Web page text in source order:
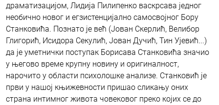
драматизацијом, Лидија Пилипенко васкрсава једног
необично новог и егзистенцијално самосвојног Бору
Станковића. Познато је већ (Јован Скерлић, Велибор
Глигорић, Исидора Секулић, Јован Дучић, Тин Ујевић...)
да је уметнички поступак Борисава Станковића значио
у његово време крупну новину и оригиналност,
нарочито у области психолошке анализе. Станковић је
први у нашој књижевности пришао сликању оних
страна интимног живота човековог преко којих се до